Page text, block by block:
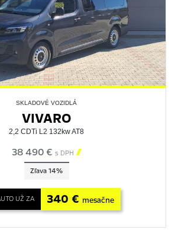
SKLADOVÉ VOZIDLÁ
VIVARO
2,2 CDTi L2 132kw AT8
38 490 € s DPH 
Zľava 14%
UŽ ZA 340 € mesačne